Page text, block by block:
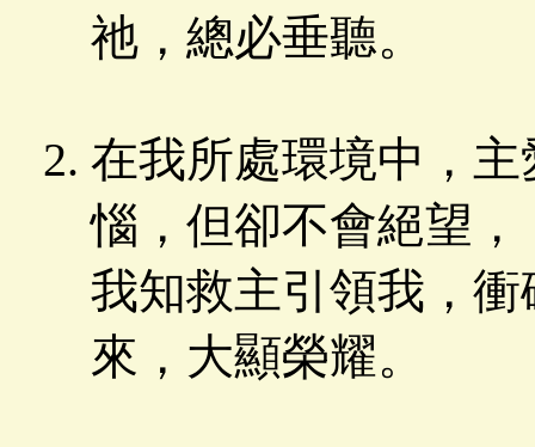
祂，總必垂聽。
在我所處環境中，
惱，但卻不會絕望，
我知救主引領我，
來，大顯榮耀。